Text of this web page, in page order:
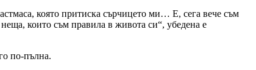
която притиска сърчицето ми… Е, сега вече съм
които съм правила в живота си“, убедена е
по-пълна.